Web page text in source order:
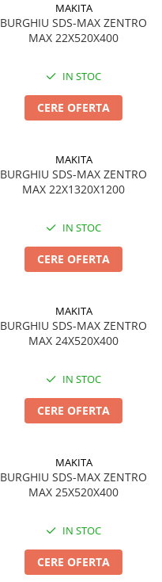
MAKITA
BURGHIU SDS-MAX ZENTRO
MAX 22X520X400
IN STOC
CERE OFERTA
MAKITA
BURGHIU SDS-MAX ZENTRO
MAX 22X1320X1200
IN STOC
CERE OFERTA
MAKITA
BURGHIU SDS-MAX ZENTRO
MAX 24X520X400
IN STOC
CERE OFERTA
MAKITA
BURGHIU SDS-MAX ZENTRO
MAX 25X520X400
IN STOC
CERE OFERTA